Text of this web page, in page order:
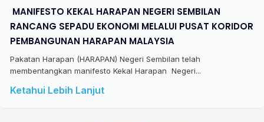
​ MANIFESTO KEKAL HARAPAN NEGERI SEMBILAN
RANCANG SEPADU EKONOMI MELALUI PUSAT KORIDOR
PEMBANGUNAN HARAPAN MALAYSIA
Pakatan Harapan (HARAPAN) Negeri Sembilan telah
membentangkan manifesto Kekal Harapan Negeri...
Ketahui Lebih Lanjut